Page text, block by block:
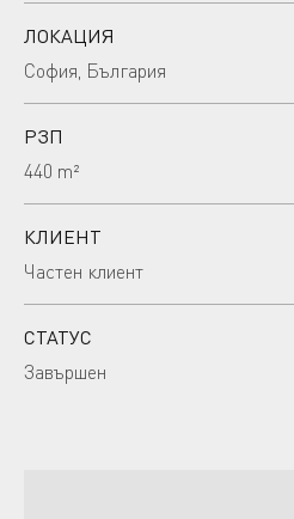
ЛОКАЦИЯ
София, България
РЗП
440 m²
КЛИЕНТ
Частен клиент
СТАТУС
Завършен